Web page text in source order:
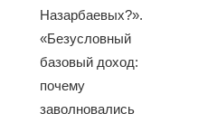
Назарбаевых?».
«Безусловный
базовый доход:
почему
заволновались